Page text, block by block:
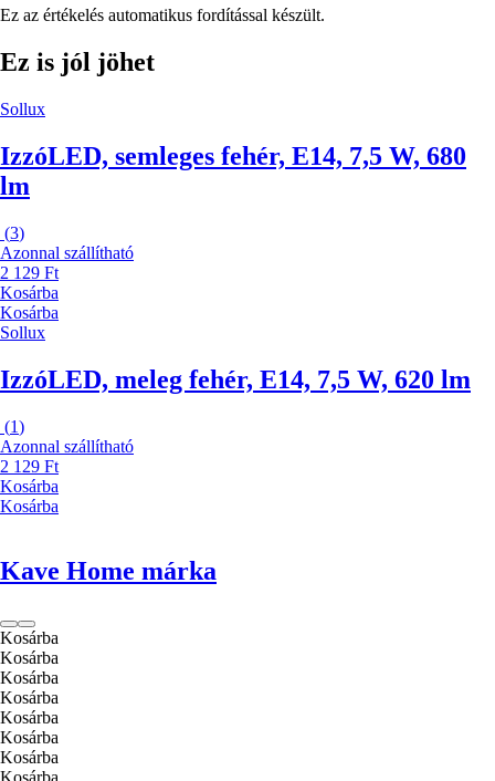
Ez az értékelés automatikus fordítással készült.
Ez is jól jöhet
Sollux
IzzóLED, semleges fehér, E14, 7,5 W, 680
lm
(3)
Azonnal szállítható
2 129 Ft
Kosárba
Kosárba
Sollux
IzzóLED, meleg fehér, E14, 7,5 W, 620 lm
(1)
Azonnal szállítható
2 129 Ft
Kosárba
Kosárba
Kave Home márka
Kosárba
Kosárba
Kosárba
Kosárba
Kosárba
Kosárba
Kosárba
Kosárba